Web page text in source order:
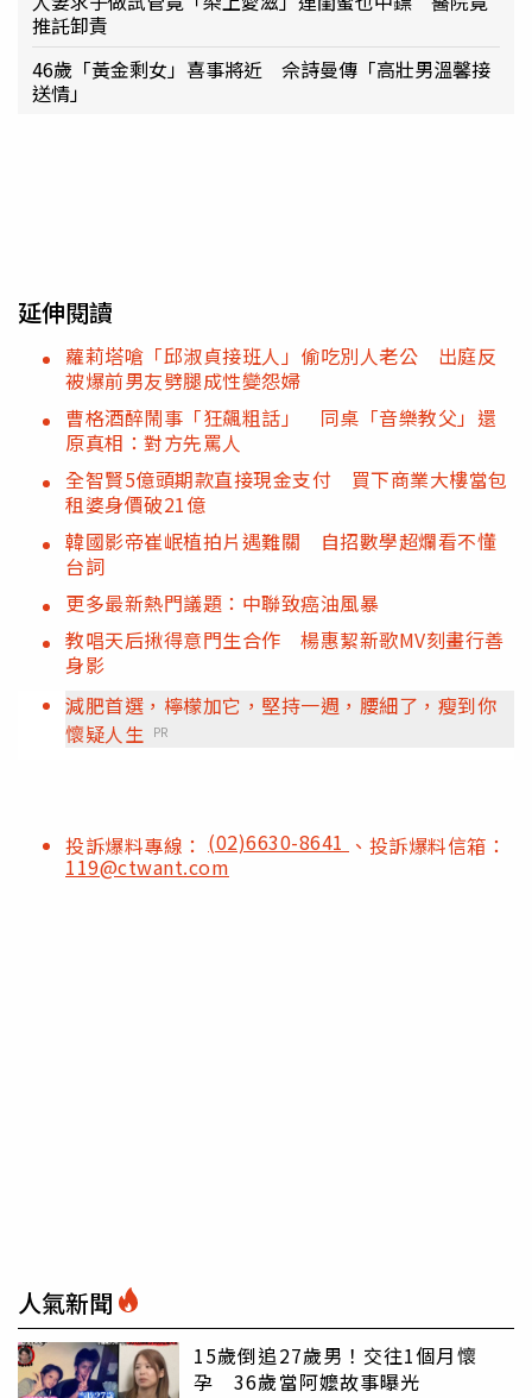
推託卸責
46歲「黃金剩女」喜事將近 佘詩曼傳「高壯男溫馨接
送情」
延伸閱讀
蘿莉塔嗆「邱淑貞接班人」偷吃別人老公 出庭反
被爆前男友劈腿成性變怨婦
曹格酒醉鬧事「狂飆粗話」 同桌「音樂教父」還
原真相：對方先罵人
全智賢5億頭期款直接現金支付 買下商業大樓當包
租婆身價破21億
韓國影帝崔岷植拍片遇難關 自招數學超爛看不懂
台詞
更多最新熱門議題：中聯致癌油風暴
教唱天后揪得意門生合作 楊惠絜新歌MV刻畫行善
身影
減肥首選，檸檬加它，堅持一週，腰細了，瘦到你
懷疑人生 PR
投訴爆料專線： (02)6630-8641 、投訴爆料信箱：
119@ctwant.com
人氣新聞
15歲倒追27歲男！交往1個月懷
孕 36歲當阿嬤故事曝光